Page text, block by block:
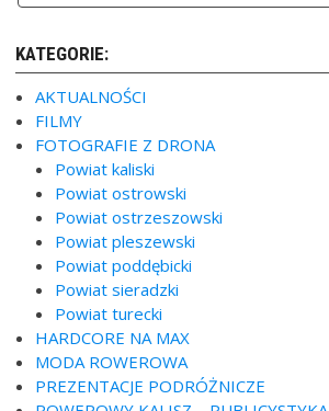
KATEGORIE:
AKTUALNOŚCI
FILMY
FOTOGRAFIE Z DRONA
Powiat kaliski
Powiat ostrowski
Powiat ostrzeszowski
Powiat pleszewski
Powiat poddębicki
Powiat sieradzki
Powiat turecki
HARDCORE NA MAX
MODA ROWEROWA
PREZENTACJE PODRÓŻNICZE